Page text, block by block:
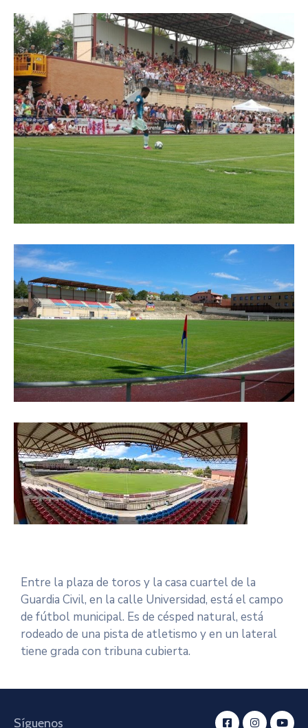
Entre la plaza de toros y la casa cuartel de la
Guardia Civil, en la calle Universidad, está el campo
de fútbol municipal. Es de césped natural, está
rodeado de una pista de atletismo y en un lateral
tiene grada con tribuna cubierta.
Síguenos